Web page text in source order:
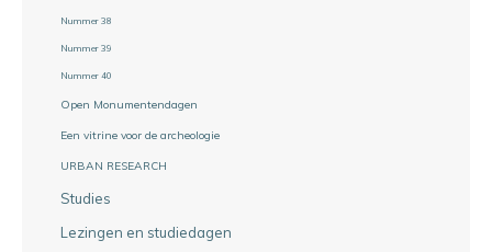
Nummer 38
Nummer 39
Nummer 40
Open Monumentendagen
Een vitrine voor de archeologie
URBAN RESEARCH
Studies
Lezingen en studiedagen